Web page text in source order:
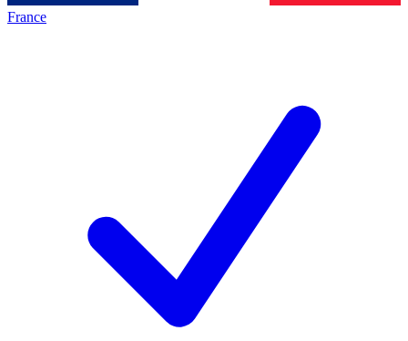
France